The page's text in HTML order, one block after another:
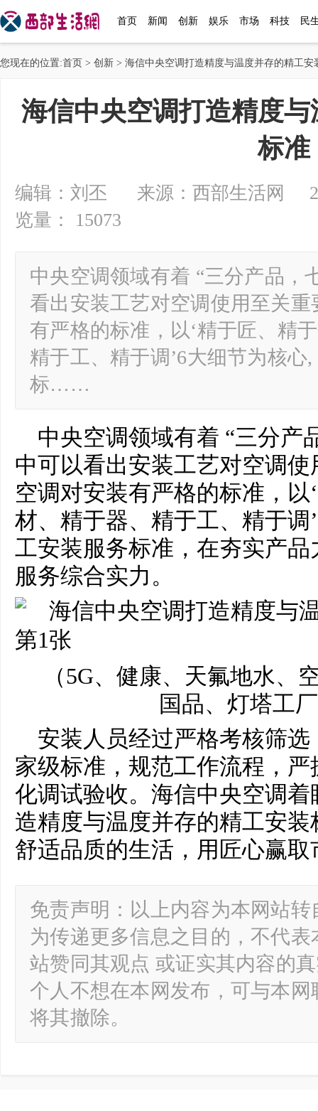
首页 新闻 创新 娱乐 市场 科技 民
您现在的位置:首页 > 创新 > 海信中央空调打造精度与温度并存的精工安
海信中央空调打造精度
标准
编辑：刘丕 来源：西部生活网
览量： 15073
中央空调领域有着 “三分产品，
看出安装工艺对空调使用至关
有严格的标准，以‘精于匠、精
精于工、精于调’6大细节为核心
标……
中央空调领域有着 “三分产
中可以看出安装工艺对空调
空调对安装有严格的标准，
材、精于器、精于工、精于调
工安装服务标准，在夯实产
服务综合实力。
（5G、健康、天氟地水、
国品、灯塔工
安装人员经过严格考核筛
家级标准，规范工作流程，
化调试验收。海信中央空调着
造精度与温度并存的精工安
舒适品质的生活，用匠心赢取
免责声明：以上内容为本网站
为传递更多信息之目的，不代
站赞同其观点 或证实其内容的
个人不想在本网发布，可与本
将其撤除。